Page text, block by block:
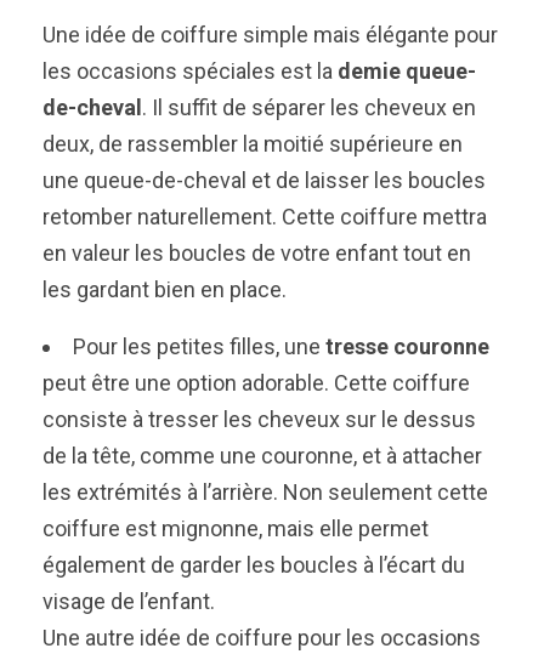
Une idée de coiffure simple mais élégante pour
les occasions spéciales est la demie queue-
de-cheval. Il suffit de séparer les cheveux en
deux, de rassembler la moitié supérieure en
une queue-de-cheval et de laisser les boucles
retomber naturellement. Cette coiffure mettra
en valeur les boucles de votre enfant tout en
les gardant bien en place.
Pour les petites filles, une tresse couronne
peut être une option adorable. Cette coiffure
consiste à tresser les cheveux sur le dessus
de la tête, comme une couronne, et à attacher
les extrémités à l’arrière. Non seulement cette
coiffure est mignonne, mais elle permet
également de garder les boucles à l’écart du
visage de l’enfant.
Une autre idée de coiffure pour les occasions